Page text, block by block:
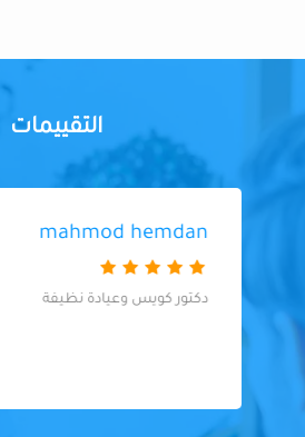
التقييمات
mahmod hemdan
دكتور كويس وعيادة نظيفة